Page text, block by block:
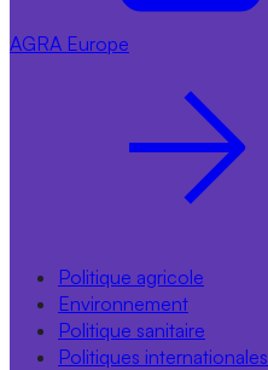
AGRA Europe
Politique agricole
Environnement
Politique sanitaire
Politiques internationales